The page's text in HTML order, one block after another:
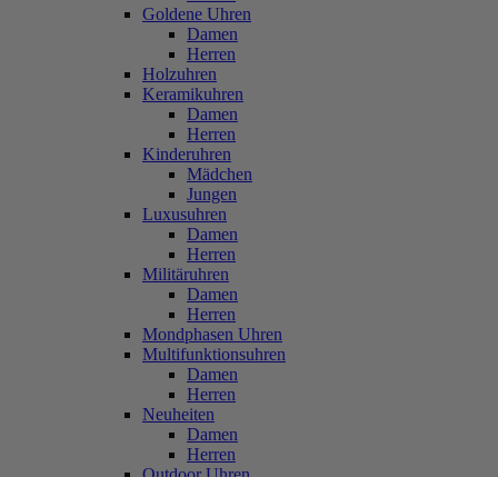
Goldene Uhren
Damen
Herren
Holzuhren
Keramikuhren
Damen
Herren
Kinderuhren
Mädchen
Jungen
Luxusuhren
Damen
Herren
Militäruhren
Damen
Herren
Mondphasen Uhren
Multifunktionsuhren
Damen
Herren
Neuheiten
Damen
Herren